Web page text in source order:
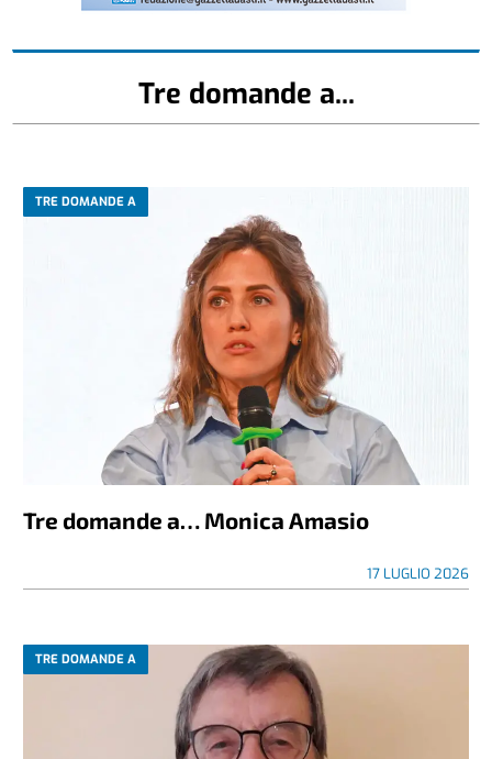
Tre domande a...
TRE DOMANDE A
Tre domande a… Monica Amasio
17 LUGLIO 2026
TRE DOMANDE A